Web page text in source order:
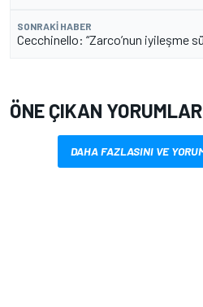
SONRAKI HABER
Cecchinello: “Zarco’nun iyileşme
ÖNE ÇIKAN YORUMLAR
DAHA FAZLASINI VE